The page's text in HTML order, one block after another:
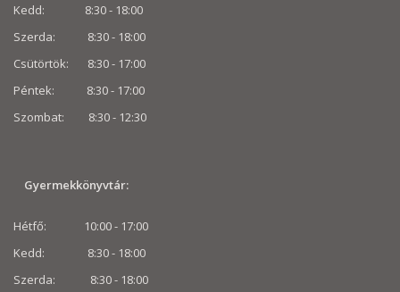
Kedd: 8:30 - 18:00
Szerda: 8:30 - 18:00
Csütörtök: 8:30 - 17:00
Péntek: 8:30 - 17:00
Szombat: 8:30 - 12:30
Gyermekkönyvtár:
Hétfő: 10:00 - 17:00
Kedd: 8:30 - 18:00
Szerda: 8:30 - 18:00